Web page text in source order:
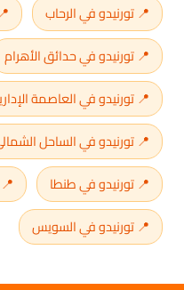
📍 تورنيدو في الرحاب
📍 تورنيدو في حدائق الأهرام
📍 تورنيدو في العاصمة
📍 تورنيدو في الساحل
📍 تورنيدو في طنطا
📍 تورنيدو في السويس